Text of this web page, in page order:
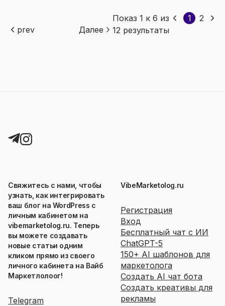
prev Далее
Показ 1 к 6 из
12 результаты
1 2
Свяжитесь с нами, чтобы
узнать, как интегрировать
ваш блог на WordPress с
личным кабинетом на
vibemarketolog.ru. Теперь
вы можете создавать
новые статьи одним
кликом прямо из своего
личного кабинета на Вайб
Маркетлолоог!
Telegram
VibeMarketolog.ru
Регистрация
Вход
Бесплатный чат с ИИ
ChatGPT-5
150+ AI шаблонов для
маркетолога
Создать AI чат бота
Создать креативы для
рекламы